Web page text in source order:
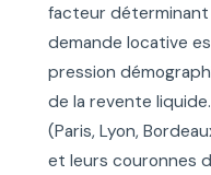
facteur déterminant
demande locative
pression
de la revente
(Paris, Lyon,
et leurs couronnes